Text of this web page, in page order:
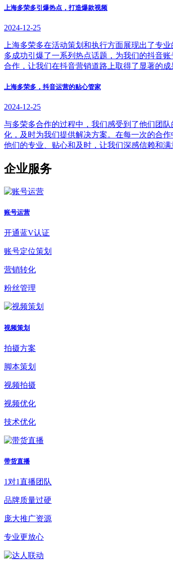
上海多荣多引爆热点，打造爆款视频
2024-12-25
上海多荣多在活动策划和执行方面展现出了专
多成功引爆了一系列热点话题，为我们的抖音
合作，让我们在抖音营销道路上取得了显著的成
上海多荣多，抖音运营的贴心管家
2024-12-25
与多荣多合作的过程中，我们感受到了他们团
化，及时为我们提供解决方案。在每一次的合
他们的专业、贴心和及时，让我们深感信赖和满
企业服务
账号运营
开通蓝V认证
账号定位策划
营销转化
粉丝管理
视频策划
拍摄方案
脚本策划
视频拍摄
视频优化
技术优化
带货直播
1对1直播团队
品牌质量过硬
庞大推广资源
专业更放心